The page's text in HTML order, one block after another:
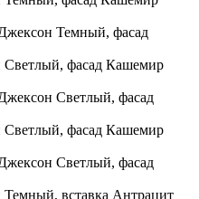
Темный, фасад
Светлый, фасад
Светлый, фасад